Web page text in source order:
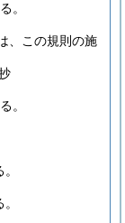
。
、この規則の施
。